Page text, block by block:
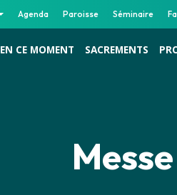
Agenda Paroisse Séminaire
EN CE MOMENT SACREMENTS